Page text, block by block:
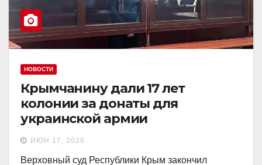
НОВОСТИ
Крымчанину дали 17 лет
колонии за донаты для
украинской армии
ИЮН 17, 2026
Верховный суд Республики Крым закончил